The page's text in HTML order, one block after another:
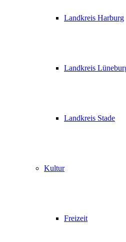
Landkreis Harburg
Landkreis
Landkreis Stade
Kultur
Freizeit